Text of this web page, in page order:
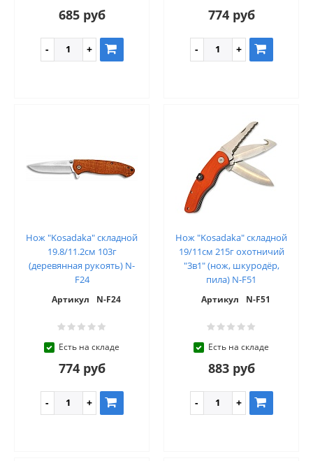
685 руб 774 руб
Нож "Kosadaka" складной
19.8/11.2см 103г
(деревянная рукоять) N-
F24
Артикул N-F24
Есть на складе
774 руб
Нож "Kosadaka" складной
19/11см 215г охотничий
"3в1" (нож, шкуродёр,
пила) N-F51
Артикул N-F51
Есть на складе
883 руб